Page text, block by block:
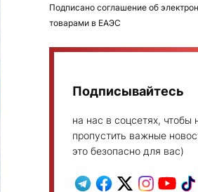
Подписано соглашение об
товарами в ЕАЭС
Подписывайтесь
на нас в соцсетях, чтобы
пропустить важные
это безопасно для вас)